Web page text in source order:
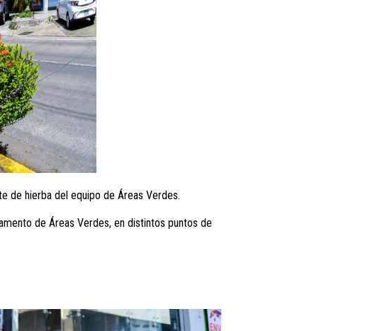
de hierba del equipo de Áreas Verdes.
de Áreas Verdes, en distintos puntos de